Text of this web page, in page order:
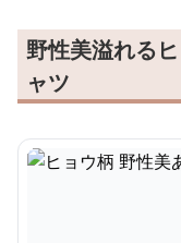
野性美溢れる
ャツ